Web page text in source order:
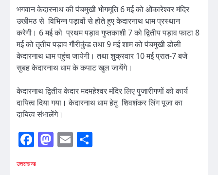
भगवान केदारनाथ की पंचमुखी भोगमूति 6 मई को ओंकारेश्वर मंदिर
उखीमठ से विभिन्न पड़ावों से होते हुए केदारनाथ धाम प्रस्थान
करेगी। 6 मई को प्रथम पड़ाव गुप्तकाशी 7 को द्वितीय पड़ाव फाटा 8
मई को तृतीय पड़ाव गौरीकुंड तथा 9 मई शाम को पंचमुखी डोली
केदारनाथ धाम पहुंच जायेगी। तथा शुक्रवार 10 मई प्रात-7 बजे
सुबह केदारनाथ धाम के कपाट खुल जायेंगे।
केदारनाथ द्वितीय केदार मदमहेश्वर मंदिर लिए पुजारीगणों को कार्य
दायित्व दिया गया। केदारनाथ धाम हेतु शिवशंकर लिंग पूजा का
दायित्व संभालेंगे।
Facebook
Mastodon
Email
उत्तराखण्ड